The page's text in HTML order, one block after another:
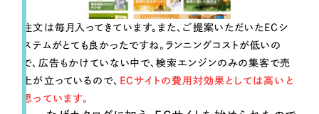
注文は毎月入ってきています。また、ご提案いただいたECシ
ステムがとても良かったですね。ランニングコストが低いの
で、広告もかけていない中で、検索エンジンのみの集客で売
上が立っているので、
ECサイトの費用対効果としては高いと
思っています。